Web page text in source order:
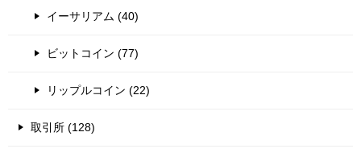
イーサリアム (40)
ビットコイン (77)
リップルコイン (22)
取引所 (128)